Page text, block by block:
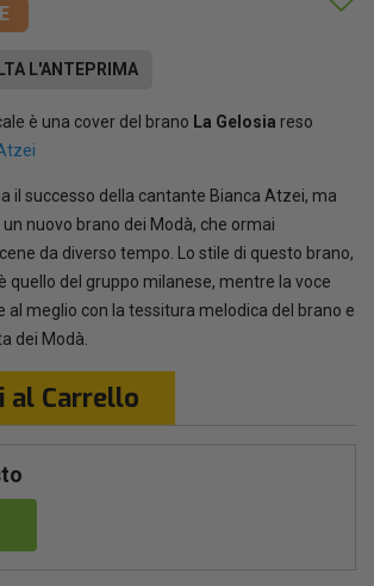
L'ANTEPRIMA
è una cover del brano La Gelosia reso
il successo della cantante Bianca Atzei, ma
nuovo brano dei Modà, che ormai
da diverso tempo. Lo stile di questo brano,
quello del gruppo milanese, mentre la voce
al meglio con la tessitura melodica del brano e
dei Modà.
al Carrello